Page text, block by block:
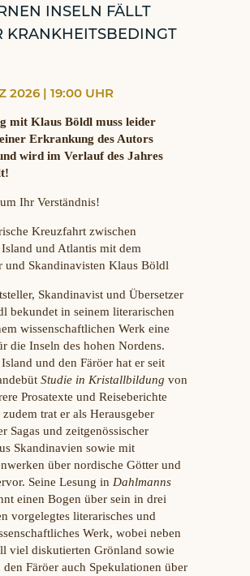
INSELN FÄLLT
KRANKHEITSBEDINGT
2026 | 19:00 UHR
mit Klaus Böldl muss leider
Erkrankung des Autors
wird im Verlauf des Jahres
Ihr Verständnis!
Kreuzfahrt zwischen
und Atlantis mit dem
und Skandinavisten Klaus Böldl
Skandinavist und Übersetzer
bekundet in seinem literarischen
wissenschaftlichen Werk eine
die Inseln des hohen Nordens.
und den Färöer hat er seit
Studie in Kristallbildung von
Prosatexte und Reiseberichte
trat er als Herausgeber
Sagas und zeitgenössischer
Skandinavien sowie mit
über nordische Götter und
Seine Lesung in Dahlmanns
einen Bogen über sein in drei
vorgelegtes literarisches und
Werk, wobei neben
viel diskutierten Grönland sowie
Färöer auch Spekulationen über